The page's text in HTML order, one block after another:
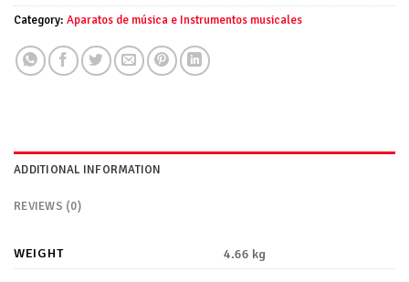
Category: Aparatos de música e Instrumentos musicales
ADDITIONAL INFORMATION
REVIEWS (0)
WEIGHT 4.66 kg